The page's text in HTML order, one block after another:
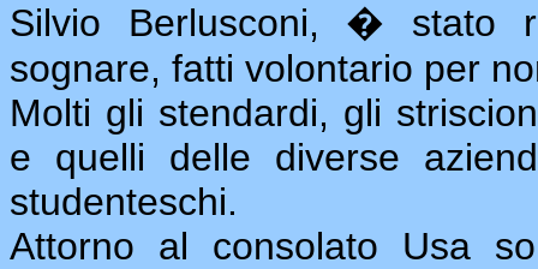
Silvio Berlusconi, � stato
sognare, fatti volontario per
Molti gli stendardi, gli
e quelli delle diverse
studenteschi.
Attorno al consolato Usa